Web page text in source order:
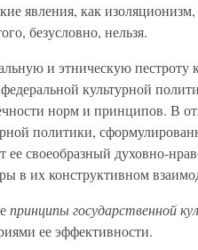
явления, как
безусловно, нельзя.
и этническую пестроту
культурной
норм и принципов. В
политики,
ее своеобразный духовно-
в их конструктивном
принципы государственной
ее эффективности.